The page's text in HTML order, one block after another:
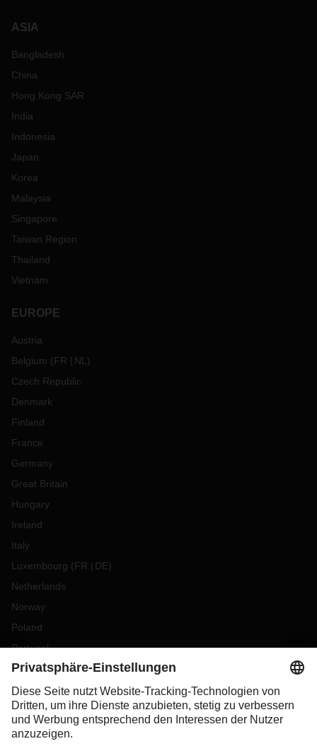
ASIA
Bangladesh
China
Hong Kong SAR
India
Indonesia
Japan
Korea
Malaysia
Singapore
Taiwan Region
Thailand
Vietnam
EUROPE
Austria
Belgium (FR NL )
Czech Republic
Denmark
Finland
France
Germany
Great Britain
Hungary
Ireland
Italy
Luxembourg (FR DE)
Netherlands
Norway
Poland
Portugal
Romania
Slovakia
Spain
Sweden